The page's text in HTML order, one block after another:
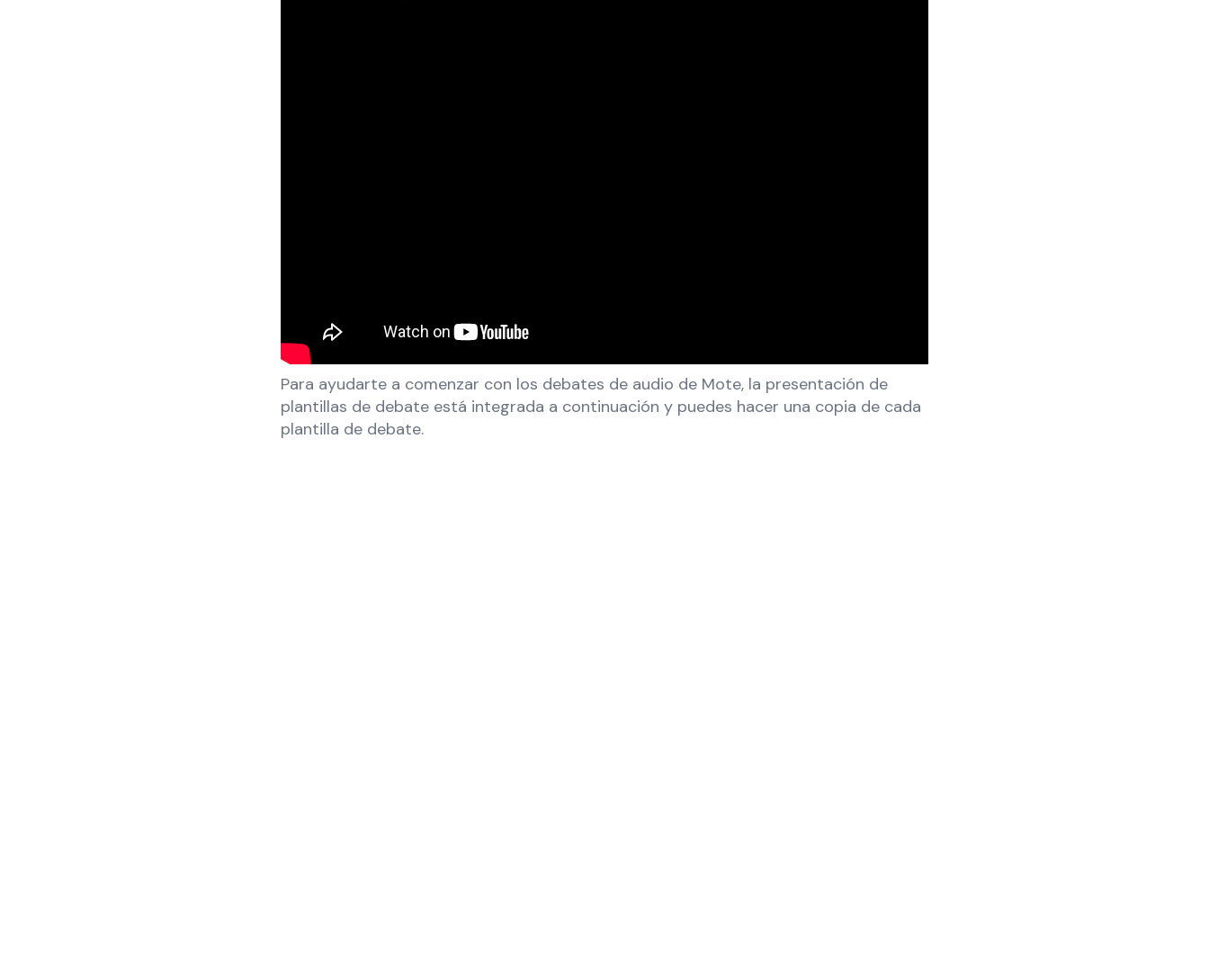
Para ayudarte a comenzar con los debates de audio de Mote, la presentación de
plantillas de debate está integrada a continuación y puedes hacer una copia de cada
plantilla de debate.